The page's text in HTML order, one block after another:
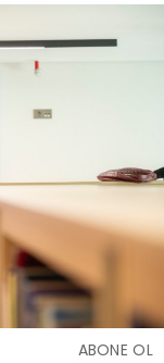
ABONE OL